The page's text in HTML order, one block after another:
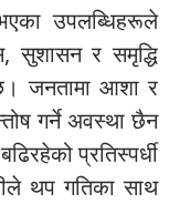
उपलब्धिहरूले
सुशासन र समृद्धि
जनतामा आशा र
गर्ने अवस्था छैन
प्रतिस्पर्धी
थप गतिका साथ